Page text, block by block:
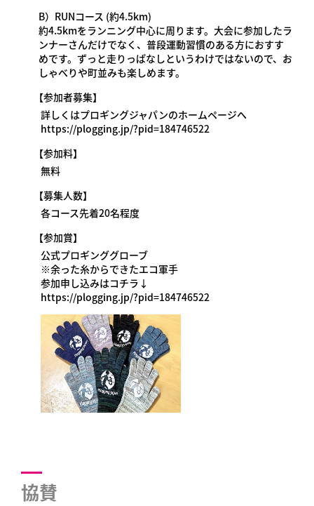
B）RUNコース (約4.5km)
約4.5kmをランニング中心に周ります。大会に参加したラ
ンナーさんだけでなく、普段運動習慣のある方におすす
めです。ずっと走りっぱなしというわけではないので、お
しゃべりや町並みも楽しめます。
【参加者募集】
詳しくはプロギングジャパンのホームページへ
https://plogging.jp/?pid=184746522
【参加料】
無料
【募集人数】
各コース先着20名程度
【参加賞】
公式プロギンググローブ
※余った糸からできたエコ軍手
参加申し込みはコチラ↓
https://plogging.jp/?pid=184746522
協賛